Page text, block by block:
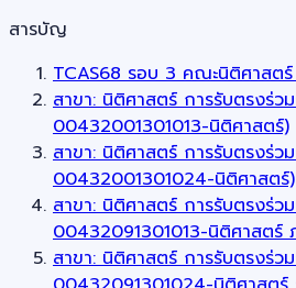
สารบัญ
TCAS68 รอบ 3 คณะนิติศาสตร์
สาขา: นิติศาสตร์ การรับตรงร่ว
00432001301013-นิติศาสตร์)
สาขา: นิติศาสตร์ การรับตรงร่ว
00432001301024-นิติศาสตร์)
สาขา: นิติศาสตร์ การรับตรงร่ว
00432091301013-นิติศาสตร์
สาขา: นิติศาสตร์ การรับตรงร่ว